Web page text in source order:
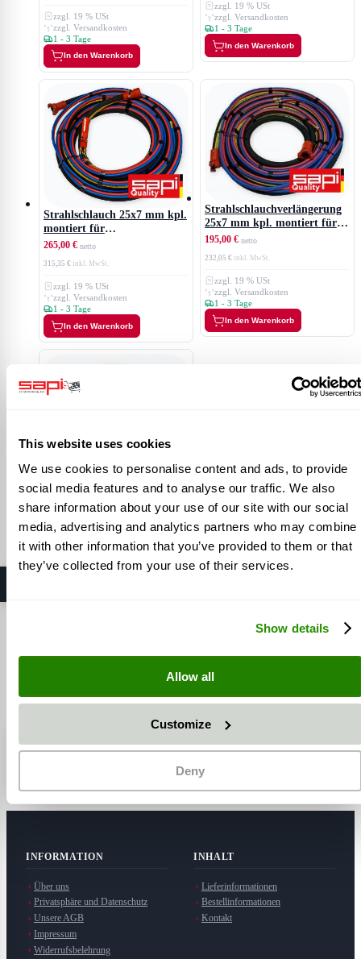
This website uses cookies
We use cookies to personalise content and ads, to provide
social media features and to analyse our traffic. We also
share information about your use of our site with our social
media, advertising and analytics partners who may combine
it with other information that you’ve provided to them or that
they’ve collected from your use of their services.
Show details
Allow all
Customize
Deny
zzgl. 19 % USt
zzgl. Versandkosten
1 - 3 Tage
In den Warenkorb
zzgl. 19 % USt
zzgl. Versandkosten
1 - 3 Tage
In den Warenkorb
Strahlschlauch 25x7 mm kpl.
montiert für
Kesselentlüftung
315,35 €
265,00 €
zzgl. 19 % USt
zzgl. Versandkosten
1 - 3 Tage
In den Warenkorb
Strahlschlauchverlängerung
25x7 mm kpl. montiert für
Kesselentlüftung
232,05 €
195,00 €
zzgl. 19 % USt
zzgl. Versandkosten
1 - 3 Tage
In den Warenkorb
Rücksaug-
Strahlschlauchverlängerung
16x7 mm für Dino-Junior 5
m
zzgl. 19 % USt
zzgl. Versandkosten
Elemente
⭐ SAPI GmbH
Auf Google ansehen
INFORMATION
Über uns
Privatsphäre und Datenschutz
Unsere AGB
Impressum
Widerrufsbelehrung
INHALT
Lieferinformationen
Bestellinformationen
Kontakt